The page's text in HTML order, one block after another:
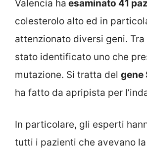
Valencia ha esaminato 41
colesterolo alto ed in
attenzionato diversi geni. Tra
stato identificato uno che
mutazione. Si tratta del gene
ha fatto da apripista per
In particolare, gli esperti
tutti i pazienti che avevano la